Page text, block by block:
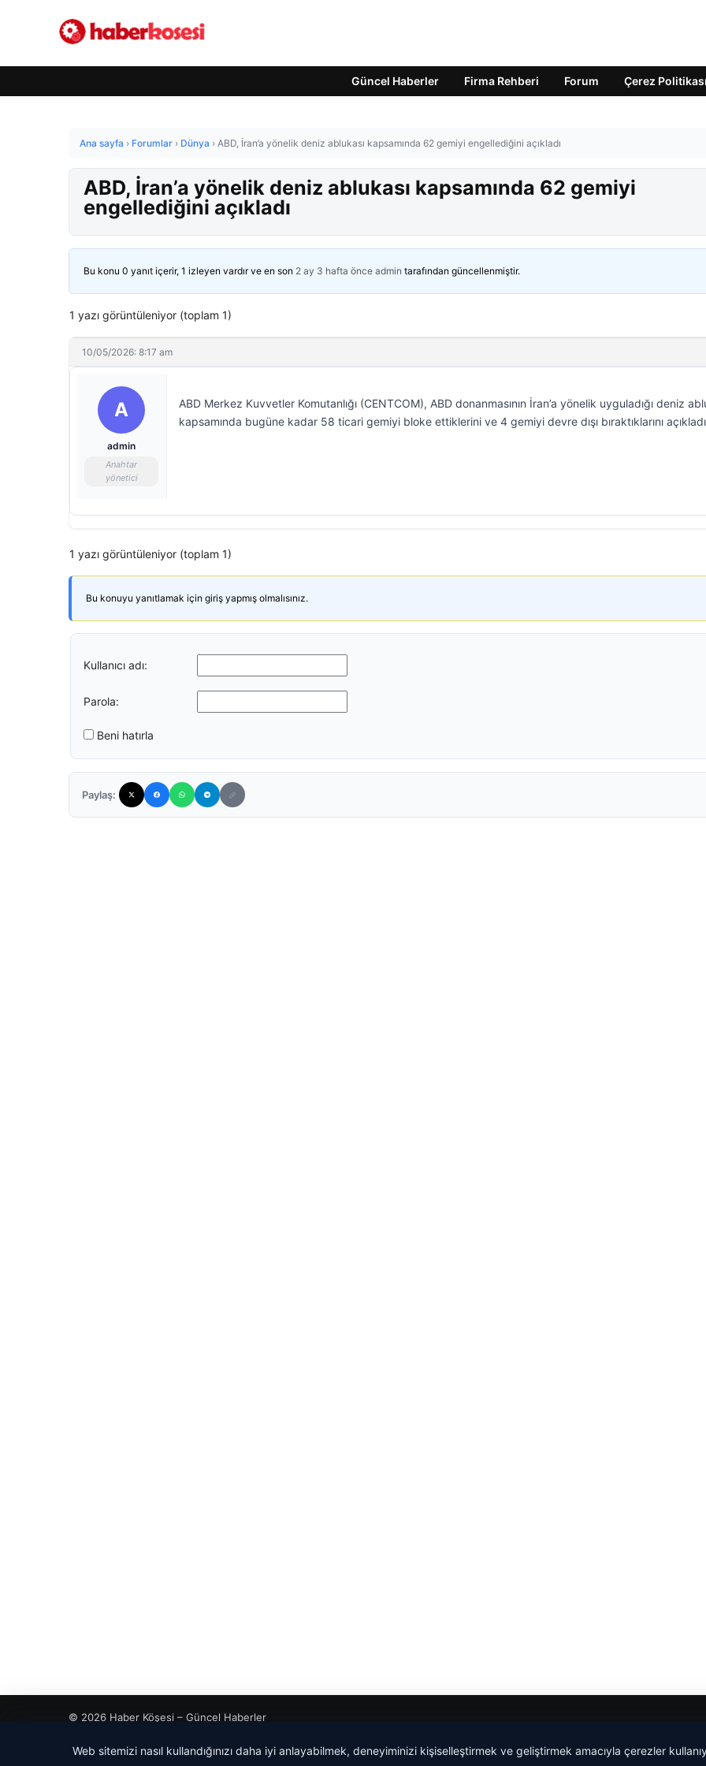
Güncel Haberler Firma Rehberi Forum Çerez Politikası
Ana sayfa › Forumlar › Dünya › ABD, İran’a yönelik deniz ablukası kapsamında 62 gemiyi engellediğini açıkladı
ABD, İran’a yönelik deniz ablukası kapsamında 62 gemiyi
engellediğini açıkladı
Bu konu 0 yanıt içerir, 1 izleyen vardır ve en son 2 ay 3 hafta önce admin tarafından güncellenmiştir.
1 yazı görüntüleniyor (toplam 1)
10/05/2026: 8:17 am
A
admin
Anahtar
yönetici
ABD Merkez Kuvvetler Komutanlığı (CENTCOM), ABD donanmasının İran’a yönelik uyguladığı deniz
kapsamında bugüne kadar 58 ticari gemiyi bloke ettiklerini ve 4 gemiyi devre dışı bıraktıklarını
1 yazı görüntüleniyor (toplam 1)
Bu konuyu yanıtlamak için giriş yapmış olmalısınız.
Kullanıcı adı:
Parola:
Beni hatırla
Paylaş:
© 2026 Haber Köşesi – Güncel Haberler
Web sitemizi nasıl kullandığınızı daha iyi anlayabilmek, deneyiminizi kişiselleştirmek ve geliştirmek amacıyla çerezler
lemagrup.com.tr